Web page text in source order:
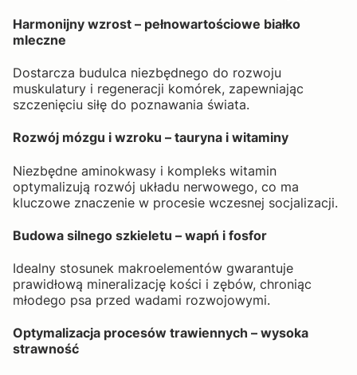
Harmonijny wzrost – pełnowartościowe białko
mleczne
Dostarcza budulca niezbędnego do rozwoju
muskulatury i regeneracji komórek, zapewniając
szczenięciu siłę do poznawania świata.
Rozwój mózgu i wzroku – tauryna i witaminy
Niezbędne aminokwasy i kompleks witamin
optymalizują rozwój układu nerwowego, co ma
kluczowe znaczenie w procesie wczesnej socjalizacji.
Budowa silnego szkieletu – wapń i fosfor
Idealny stosunek makroelementów gwarantuje
prawidłową mineralizację kości i zębów, chroniąc
młodego psa przed wadami rozwojowymi.
Optymalizacja procesów trawiennych – wysoka
strawność